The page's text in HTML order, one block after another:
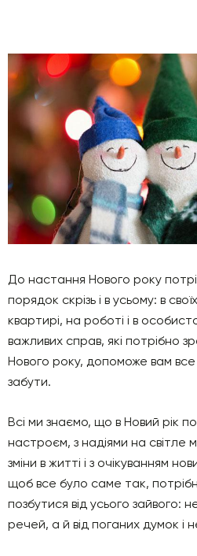
До настання Нового року
порядок скрізь і в усьому: в
квартирі, на роботі і в
важливих справ, які потрібно
Нового року, допоможе вам все
забути.
Всі ми знаємо, що в Новий рік
настроєм, з надіями на світле
зміни в житті і з очікуванням
щоб все було саме так,
позбутися від усього зайвого:
речей, а й від поганих думок і